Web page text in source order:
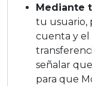
Mediante
tu usuario,
cuenta y el
señalar
para que